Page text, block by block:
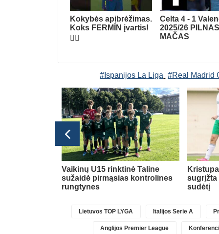
Kokybės apibrėžimas.
Koks FERMÍN įvartis!
😮‍💨
Celta 4 - 1
2025/26
MAČAS
#Ispanijos La Liga #Real Madrid
Vaikinų U15 rinktinė Taline
sužaidė pirmąsias kontrolines
rungtynes
sugrįžta
sudėtį
Lietuvos TOP LYGA Italijos Serie A
Anglijos Premier League